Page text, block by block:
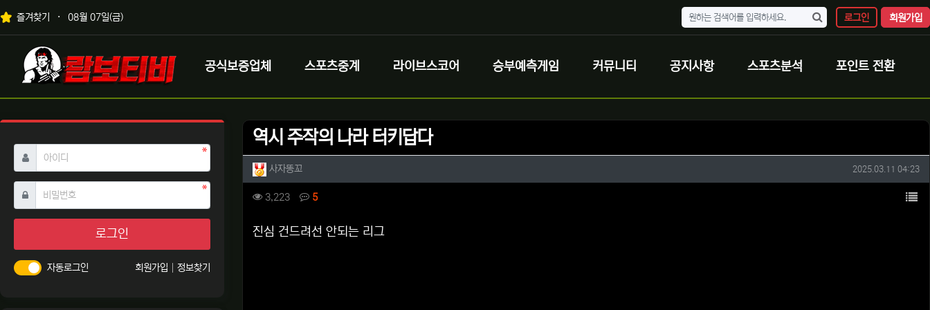
상단 네비
즐겨찾기 08월 07일(금) 로그인 회원가입
메인 메뉴
로고
공식보증업체 스포츠중계 라이브스코어 승부예측게임 커뮤니티 공지사항 스포츠분석 포인트 전환
역시 주작의 나라 터키답다
작성자 정보
사자똥꼬 작성일
2025.03.11 04:23
컨텐츠 정보
3,223조회 5댓글 목
본문
진심 건드려선 안되는 리그
아이디 필수
비밀번호필수
로그인
자동로그인 회원가입 정보찾기